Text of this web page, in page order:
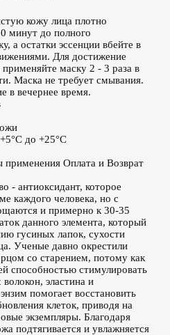
кожу лица плотно
минут до полного
а остатки эссенции вбейте в
Для достижение
применяйте маску 2 - 3 раза в
Маска не требует смывания.
в вечернее время.
до +25°С
применения Оплата и Возврат
- антиоксидант, которое
каждого человека, но с
и примерно к 30-35
данного элемента, который
гусиных лапок, сухости
Ученые давно окрестили
со старением, потому как
способностью стимулировать
эластина и
помогает восстановить
клеток, приводя на
экземпляры. Благодаря
подтягивается и увлажняется